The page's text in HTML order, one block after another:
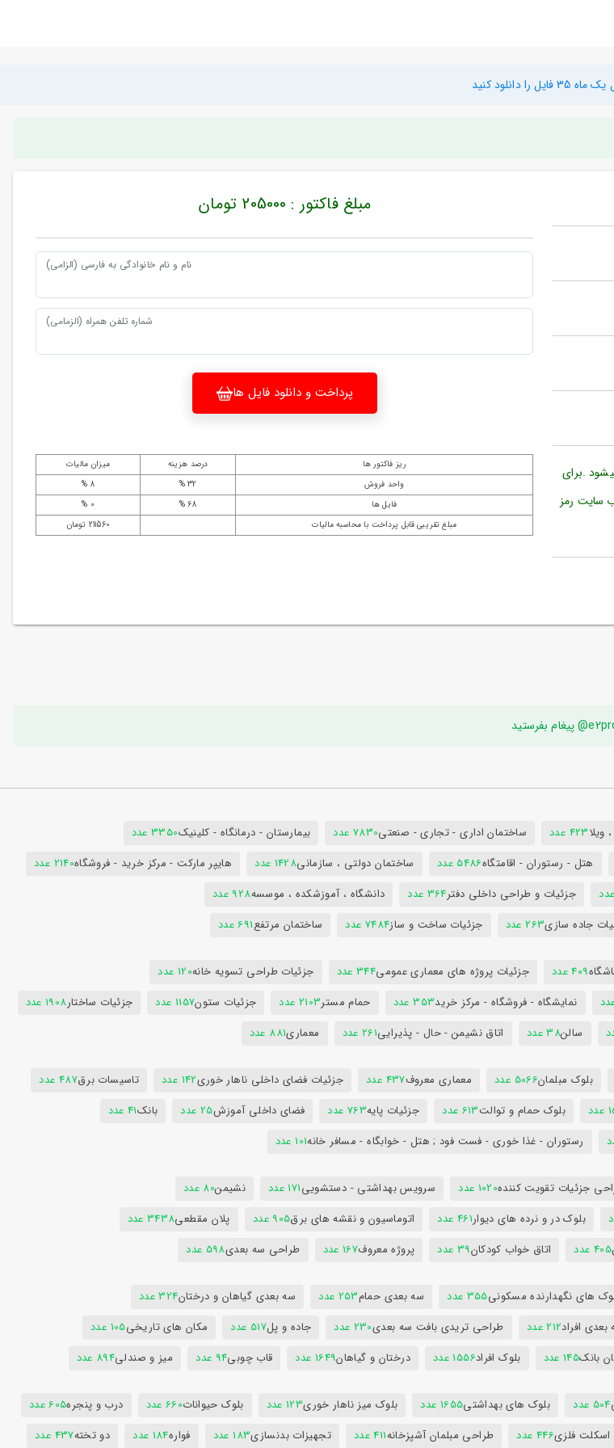
کنید
.برای
سایت رمز
مبلغ فاکتور : 205000 تومان
نام و نام خانوادگی به فارسی (الزامی)
شماره تلفن همراه (الزمامی)
پرداخت و دانلود فایل ها
ریز فاکتور ها درصد هزینه
میزان مالیات
واحد فروش
32 %
8 %
فایل ها
68 %
0 %
مبلغ تقریبی قابل پرداخت با محاسبه مالیات
211560 تومان
423 عدد ساختمان اداری - تجاری - صنعتی7830 عدد بیمارستان - درمانگاه - کلینیک3350 عدد
هتل - رستوران - اقامتگاه5486 عدد ساختمان دولتی ، سازمانی1428 عدد هایپر مارکت - مرکز خرید - فروشگاه2140 عدد
جزئیات و طراحی داخلی دفتر364 عدد دانشگاه ، آموزشکده ، موسسه928 عدد
جاده سازی263 عدد جزئیات ساخت و ساز7484 عدد ساختمان مرتفع691 عدد
409 عدد جزئیات پروژه های معماری عمومی344 عدد جزئیات طراحی تسویه خانه120 عدد
نمایشگاه - فروشگاه - مرکز خرید353 عدد حمام مستر2103 عدد جزئیات ستون1157 عدد جزئیات ساختار1908 عدد
سالن38 عدد اتاق نشیمن - حال - پذیرایی261 عدد معماری881 عدد
بلوک مبلمان5066 عدد معماری معروف437 عدد جزئیات فضای داخلی ناهار خوری142 عدد تاسیسات برق487 عدد
بلوک حمام و توالت613 عدد جزئیات پایه763 عدد فضای داخلی آموزش25 عدد بانک41 عدد
رستوران - غذا خوری - فست فود ; هتل - خوابگاه - مسافر خانه101 عدد
جزئیات تقویت کننده1020 عدد سرویس بهداشتی - دستشویی171 عدد نشیمن80 عدد
بلوک در و نرده های دیوار461 عدد اتوماسیون و نقشه های برق905 عدد پلان مقطعی3438 عدد
405 عدد اتاق خواب کودکان39 عدد پروژه معروف167 عدد طراحی سه بعدی598 عدد
های نگهدارنده مسکونی355 عدد سه بعدی حمام253 عدد سه بعدی گیاهان و درختان324 عدد
بعدی افراد212 عدد طراحی تریدی بافت سه بعدی230 عدد جاده و پل517 عدد مکان های تاریخی105 عدد
بانک145 عدد بلوک افراد1556 عدد درختان و گیاهان1649 عدد قاب چوبی94 عدد میز و صندلی894 عدد
504 عدد بلوک های بهداشتی1655 عدد بلوک میز ناهار خوری123 عدد بلوک حیوانات660 عدد درب و پنجره605 عدد
اسکلت فلزی446 عدد طراحی مبلمان آشپزخانه411 عدد تجهیزات بدنسازی183 عدد فواره184 عدد دو تخته437 عدد